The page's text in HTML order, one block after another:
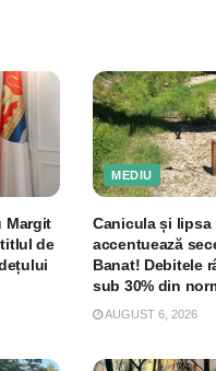
Margit
de
MEDIU
Canicula și
accentuează
Banat! Debitele
sub 30% din
AUGUST 6, 2026